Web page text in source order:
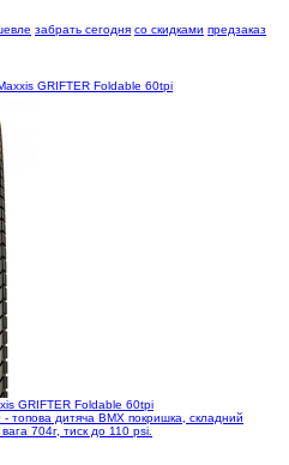
забрать сегодня со скидками предзаказ
GRIFTER Foldable 60tpi
топова дитяча BMX покришка, складний
704г, тиск до 110 psi.